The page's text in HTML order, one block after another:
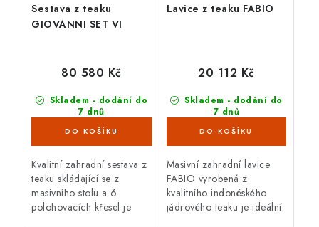
Sestava z teaku
GIOVANNI SET VI
Skladem - dodání do
7 dnů
80 580 Kč
Kvalitní zahradní sestava z
teaku skládající se z
masivního stolu a 6
polohovacích křesel je
Lavice z teaku FABIO
Skladem - dodání do
7 dnů
20 112 Kč
Masivní zahradní lavice
FABIO vyrobená z
kvalitního indonéského
jádrového teaku je ideální